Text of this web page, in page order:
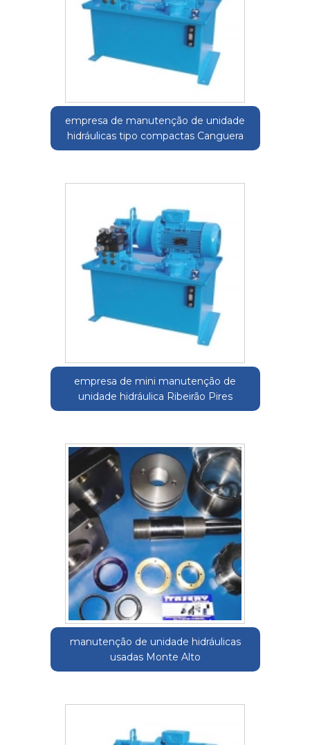
empresa de manutenção de unidade
hidráulicas tipo compactas Canguera
empresa de mini manutenção de
unidade hidráulica Ribeirão Pires
manutenção de unidade hidráulicas
usadas Monte Alto